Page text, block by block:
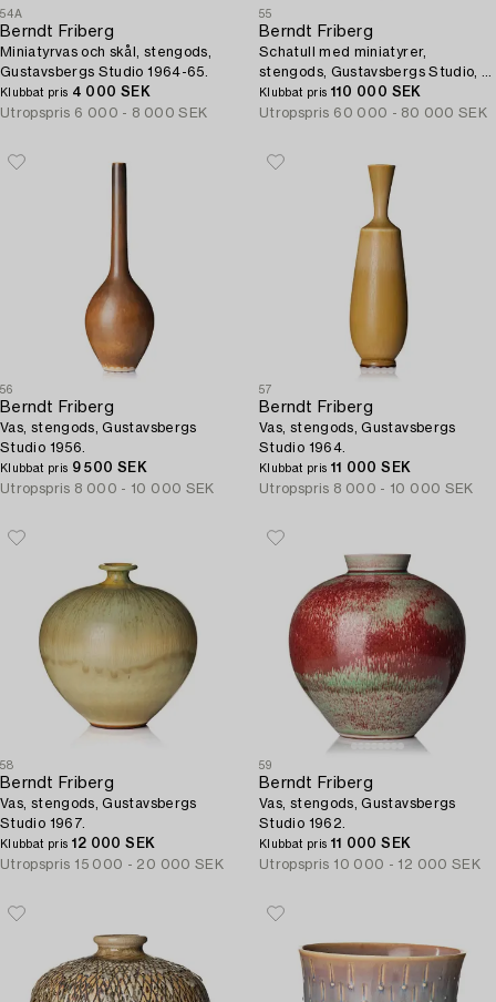
54A
Berndt Friberg
Miniatyrvas och skål, stengods,
Gustavsbergs Studio 1964-65.
Klubbat pris 4 000 SEK
Utropspris 6 000 - 8 000 SEK
55
Berndt Friberg
Schatull med miniatyrer,
stengods, Gustavsbergs Studio, nr
17.
Klubbat pris 110 000 SEK
Utropspris 60 000 - 80 000 SEK
56
Berndt Friberg
Vas, stengods, Gustavsbergs
Studio 1956.
Klubbat pris 9 500 SEK
Utropspris 8 000 - 10 000 SEK
57
Berndt Friberg
Vas, stengods, Gustavsbergs
Studio 1964.
Klubbat pris 11 000 SEK
Utropspris 8 000 - 10 000 SEK
58
Berndt Friberg
Vas, stengods, Gustavsbergs
Studio 1967.
Klubbat pris 12 000 SEK
Utropspris 15 000 - 20 000 SEK
59
Berndt Friberg
Vas, stengods, Gustavsbergs
Studio 1962.
Klubbat pris 11 000 SEK
Utropspris 10 000 - 12 000 SEK